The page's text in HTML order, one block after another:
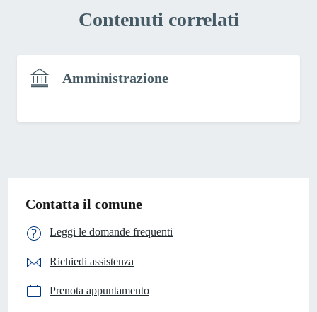
Contenuti correlati
Amministrazione
Contatta il comune
Leggi le domande frequenti
Richiedi assistenza
Prenota appuntamento